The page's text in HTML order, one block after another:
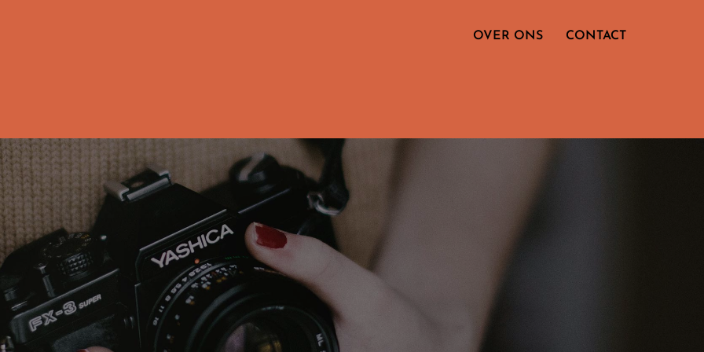
OVER ONS CONTACT